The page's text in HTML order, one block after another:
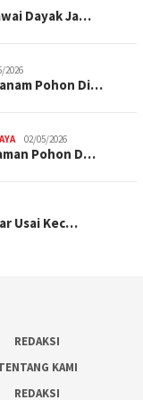
Dayak Ja…
2026
Pohon Di…
02/05/2026
Pohon D…
Usai Kec…
REDAKSI
KAMI
REDAKSI